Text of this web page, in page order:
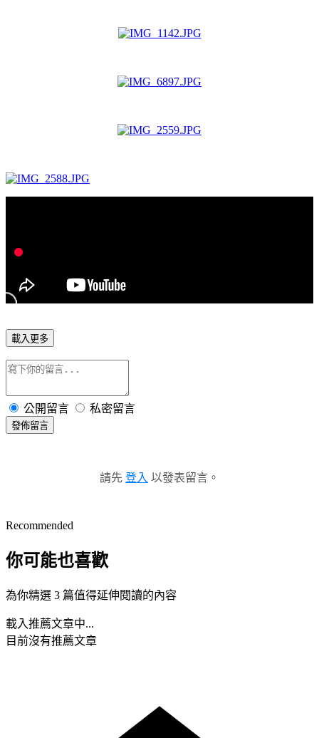
載入更多
公開留言 私密留言
發佈留言
請先 登入 以發表留言。
Recommended
你可能也喜歡
為你精選 3 篇值得延伸閱讀的內容
載入推薦文章中...
目前沒有推薦文章